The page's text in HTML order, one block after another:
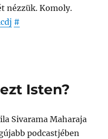
nézzük. Komoly.
#
Isten?
Sivarama Maharaja
podcastjében